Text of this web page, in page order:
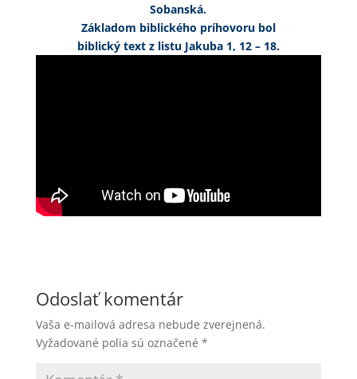
Sobanská.
Základom biblického príhovoru bol
biblický text z listu Jakuba 1, 12 – 18.
Odoslať komentár
Vaša e-mailová adresa nebude zverejnená.
Vyžadované polia sú označené *